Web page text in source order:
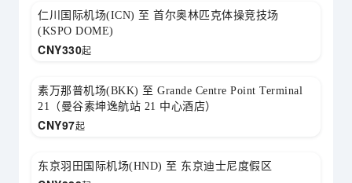
仁川国际机场(ICN) 至 首尔奥林匹克体操竞技场
(KSPO DOME)
CNY330起
素万那普机场(BKK) 至 Grande Centre Point Terminal
21（曼谷素坤逸航站 21 中心酒店）
CNY97起
东京羽田国际机场(HND) 至 东京迪士尼度假区